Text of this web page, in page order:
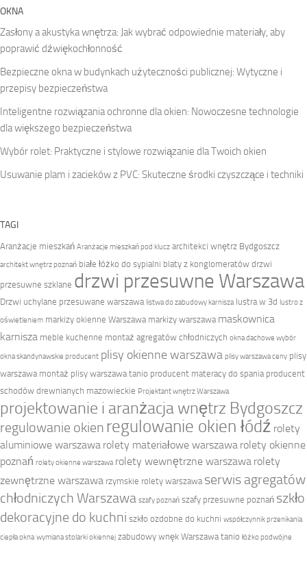
OKNA
Zasłony a akustyka wnętrza: Jak wybrać odpowiednie materiały, aby
poprawić dźwiękochłonność
Bezpieczne okna w budynkach użyteczności publicznej: Wytyczne i
przepisy bezpieczeństwa
Inteligentne rozwiązania ochronne dla okien: Nowoczesne technologie
dla większego bezpieczeństwa
Wybór rolet: Praktyczne i stylowe rozwiązanie dla Twoich okien
Usuwanie plam i zacieków z PVC: Skuteczne środki czyszczące i techniki
TAGI
Aranżacje mieszkań Aranżacje mieszkań pod klucz architekci wnętrz Bydgoszcz
architekt wnętrz poznań białe łóżko do sypialni blaty z konglomeratów drzwi
przesuwne szklane drzwi przesuwne Warszawa
Drzwi uchylane przesuwane warszawa listwa do zabudowy karnisza lustra w 3d lustro z
oświetleniem markizy okienne Warszawa markizy warszawa maskownica
karnisza meble kuchenne montaż agregatów chłodniczych okna dachowe wybór
okna skandynawskie producent plisy okienne warszawa plisy warszawa ceny plisy
warszawa montaż plisy warszawa tanio producent materacy do spania producent
schodów drewnianych mazowieckie Projektant wnętrz Warszawa
projektowanie i aranżacja wnętrz Bydgoszcz
regulowanie okien regulowanie okien łódź rolety
aluminiowe warszawa rolety materiałowe warszawa rolety okienne
poznań rolety okienne warszawa rolety wewnętrzne warszawa rolety
zewnętrzne warszawa rzymskie rolety warszawa serwis agregatów
chłodniczych Warszawa szafy poznań szafy przesuwne poznań szkło
dekoracyjne do kuchni szkło ozdobne do kuchni współczynnik przenikania
ciepła okna wymiana stolarki okiennej zabudowy wnęk Warszawa tanio łóżko podwójne